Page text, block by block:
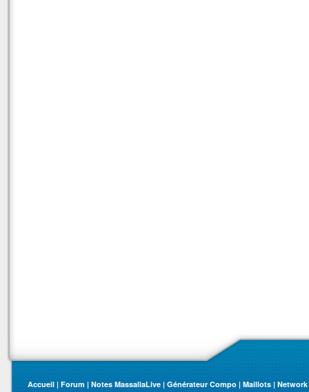
Accueil | Forum | Notes MassaliaLive | Générateur Compo | Maillots | Network